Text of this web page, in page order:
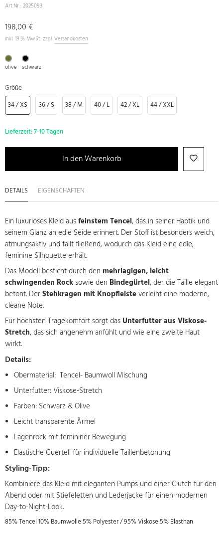
Art.Nr.: 2025093
198,00 €
inkl. 19 % MwSt. zzgl. Versandkosten
olive schwarz
Größe
34 / XS
36 / S 38 / M 40 / L 42 / XL 44 / XXL
Lieferzeit:7-10 Tagen
In den Warenkorb
DETAILS EIGENSCHAFTEN
Ein luxuriöses Kleid ausfeinstem Tencel, das in seiner Haptik und
seinem Glanz an edle Seide erinnert. Der Stoff ist besonders weich,
atmungsaktiv und fällt fließend, wodurch das Kleid eine edle,
feminine Silhouette erhält.
Das Modell besticht durch den mehrlagigen, leicht
schwingenden Rock sowie den Bindegürtel, der die Taille elegant
betont. DerStehkragen mit Knopfleisteverleiht eine moderne,
cleane Note.
Für höchsten Tragekomfort sorgt das Unterfutter aus Viskose-
Stretch, das sich angenehm anfühlt und wie eine zweite Haut
wirkt.
Details:
Obermaterial: Tencel- Baumwoll Mischung
Unterfutter: Viskose-Stretch
Farben: Schwarz & Olive
Leicht transparente Ärmel
Lagenrock mit femininer Bewegung
Elastische Guertell für individuelle Taillenbetonung
Styling-Tipp:
Kombiniere das Kleid mit eleganten Pumps und einer Clutch für den
Abend oder mit Stiefeletten und Lederjacke für einen modernen
Day-to-Night-Look.
85% Tencel 10% Baumwolle 5% Polyester / 95% Viskose 5% Elasthan